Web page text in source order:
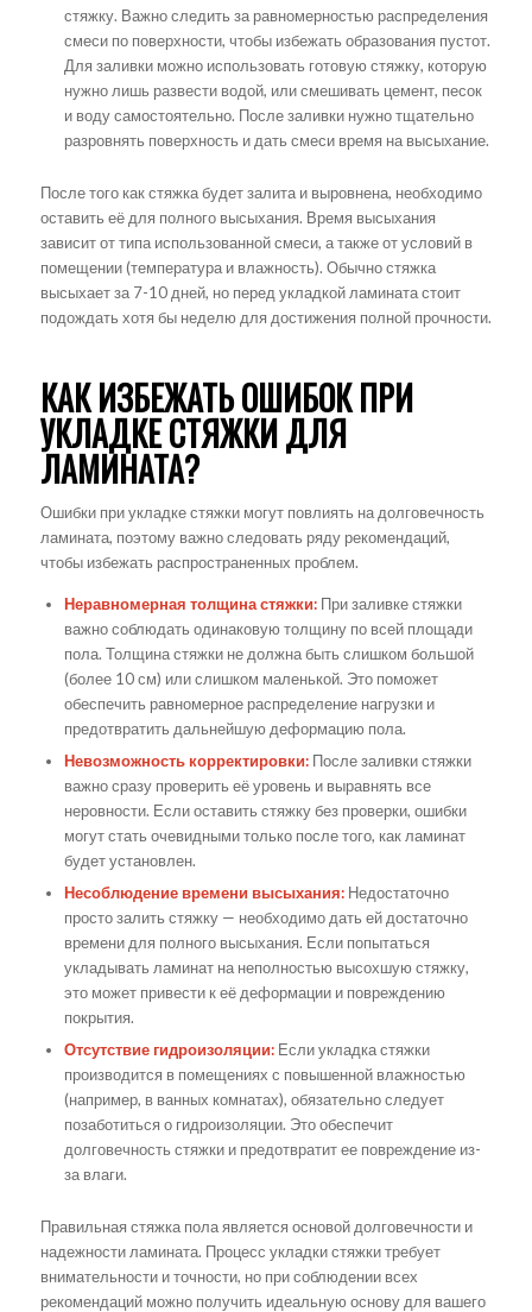
стяжку. Важно следить за равномерностью распределения
смеси по поверхности, чтобы избежать образования пустот.
Для заливки можно использовать готовую стяжку, которую
нужно лишь развести водой, или смешивать цемент, песок
и воду самостоятельно. После заливки нужно тщательно
разровнять поверхность и дать смеси время на высыхание.
После того как стяжка будет залита и выровнена, необходимо
оставить её для полного высыхания. Время высыхания
зависит от типа использованной смеси, а также от условий в
помещении (температура и влажность). Обычно стяжка
высыхает за 7-10 дней, но перед укладкой ламината стоит
подождать хотя бы неделю для достижения полной прочности.
КАК ИЗБЕЖАТЬ ОШИБОК ПРИ
УКЛАДКЕ СТЯЖКИ ДЛЯ
ЛАМИНАТА?
Ошибки при укладке стяжки могут повлиять на долговечность
ламината, поэтому важно следовать ряду рекомендаций,
чтобы избежать распространенных проблем.
Неравномерная толщина стяжки:При заливке стяжки
важно соблюдать одинаковую толщину по всей площади
пола. Толщина стяжки не должна быть слишком большой
(более 10 см) или слишком маленькой. Это поможет
обеспечить равномерное распределение нагрузки и
предотвратить дальнейшую деформацию пола.
Невозможность корректировки:После заливки стяжки
важно сразу проверить её уровень и выравнять все
неровности. Если оставить стяжку без проверки, ошибки
могут стать очевидными только после того, как ламинат
будет установлен.
Несоблюдение времени высыхания:Недостаточно
просто залить стяжку — необходимо дать ей достаточно
времени для полного высыхания. Если попытаться
укладывать ламинат на неполностью высохшую стяжку,
это может привести к её деформации и повреждению
покрытия.
Отсутствие гидроизоляции:Если укладка стяжки
производится в помещениях с повышенной влажностью
(например, в ванных комнатах), обязательно следует
позаботиться о гидроизоляции. Это обеспечит
долговечность стяжки и предотвратит ее повреждение из-
за влаги.
Правильная стяжка пола является основой долговечности и
надежности ламината. Процесс укладки стяжки требует
внимательности и точности, но при соблюдении всех
рекомендаций можно получить идеальную основу для вашего